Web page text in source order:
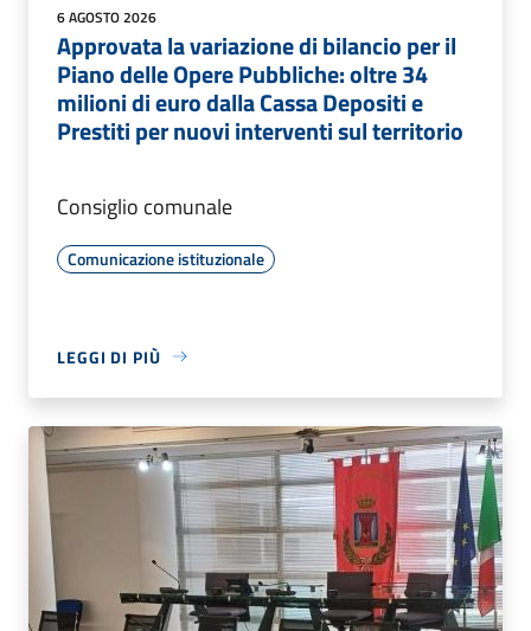
6 AGOSTO 2026
Approvata la variazione di bilancio per il
Piano delle Opere Pubbliche: oltre 34
milioni di euro dalla Cassa Depositi e
Prestiti per nuovi interventi sul territorio
Consiglio comunale
Comunicazione istituzionale
LEGGI DI PIÙ